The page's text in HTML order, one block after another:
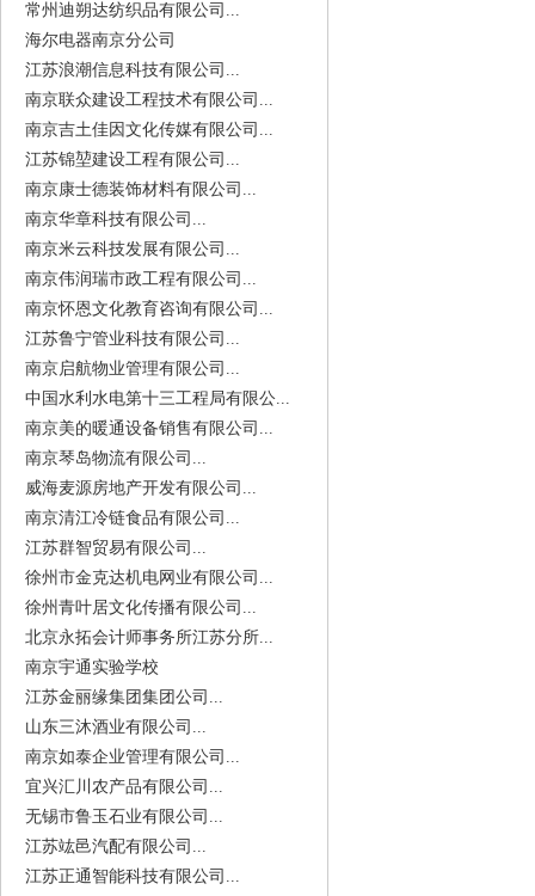
常州迪朔达纺织品有限公司...
海尔电器南京分公司
江苏浪潮信息科技有限公司...
南京联众建设工程技术有限公司...
南京吉土佳因文化传媒有限公司...
江苏锦堃建设工程有限公司...
南京康士德装饰材料有限公司...
南京华章科技有限公司...
南京米云科技发展有限公司...
南京伟润瑞市政工程有限公司...
南京怀恩文化教育咨询有限公司...
江苏鲁宁管业科技有限公司...
南京启航物业管理有限公司...
中国水利水电第十三工程局有限公...
南京美的暖通设备销售有限公司...
南京琴岛物流有限公司...
威海麦源房地产开发有限公司...
南京清江冷链食品有限公司...
江苏群智贸易有限公司...
徐州市金克达机电网业有限公司...
徐州青叶居文化传播有限公司...
北京永拓会计师事务所江苏分所...
南京宇通实验学校
江苏金丽缘集团集团公司...
山东三沐酒业有限公司...
南京如泰企业管理有限公司...
宜兴汇川农产品有限公司...
无锡市鲁玉石业有限公司...
江苏竑邑汽配有限公司...
江苏正通智能科技有限公司...